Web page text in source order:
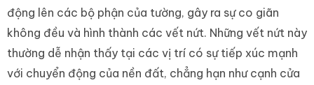
động lên các bộ phận của tường, gây ra sự co giãn
không đều và hình thành các vết nứt. Những vết nứt này
thường dễ nhận thấy tại các vị trí có sự tiếp xúc mạnh
với chuyển động của nền đất, chẳng hạn như cạnh cửa